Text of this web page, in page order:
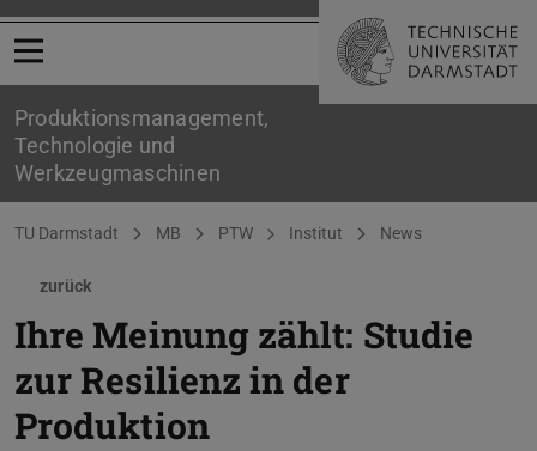
Menü öffnen
Produktionsmanagement,
Technologie und
Werkzeugmaschinen
Sie befinden sich hier:
TU Darmstadt MB PTW Institut News
zurück
Ihre Meinung zählt: Studie
zur Resilienz in der
Produktion